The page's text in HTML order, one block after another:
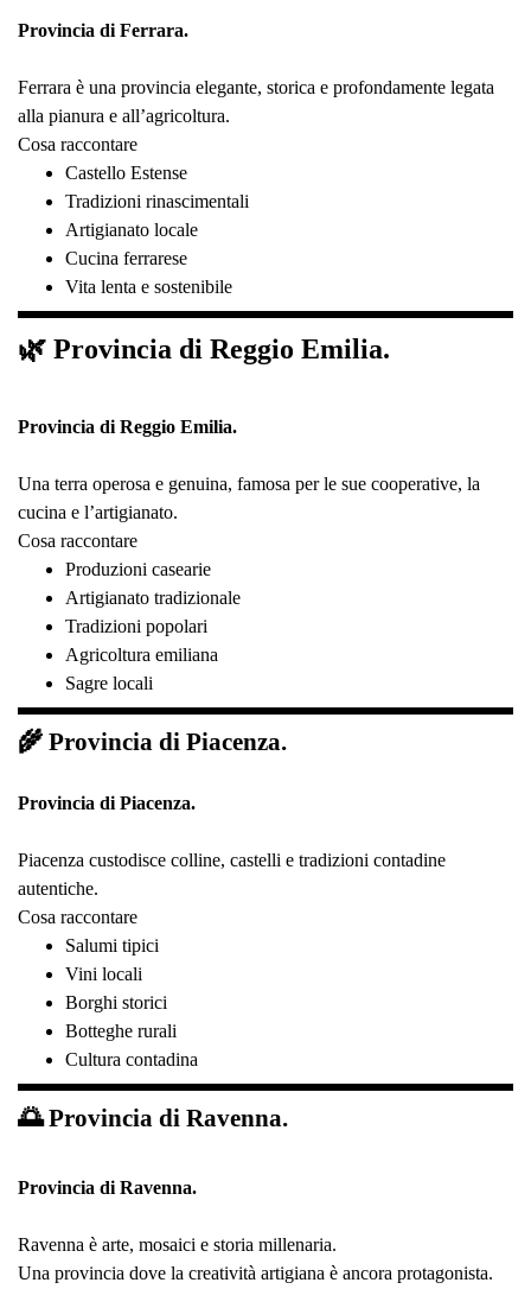
Provincia di Ferrara.
Ferrara è una provincia elegante, storica e profondamente legata
alla pianura e all’agricoltura.
Cosa raccontare
Castello Estense
Tradizioni rinascimentali
Artigianato locale
Cucina ferrarese
Vita lenta e sostenibile
🌿 Provincia di Reggio Emilia.
Provincia di Reggio Emilia.
Una terra operosa e genuina, famosa per le sue cooperative, la
cucina e l’artigianato.
Cosa raccontare
Produzioni casearie
Artigianato tradizionale
Tradizioni popolari
Agricoltura emiliana
Sagre locali
🌾 Provincia di Piacenza.
Provincia di Piacenza.
Piacenza custodisce colline, castelli e tradizioni contadine
autentiche.
Cosa raccontare
Salumi tipici
Vini locali
Borghi storici
Botteghe rurali
Cultura contadina
🌅 Provincia di Ravenna.
Provincia di Ravenna.
Ravenna è arte, mosaici e storia millenaria.
Una provincia dove la creatività artigiana è ancora protagonista.